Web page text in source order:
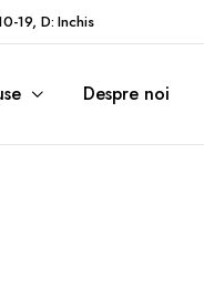
19, D: Inchis
Despre noi